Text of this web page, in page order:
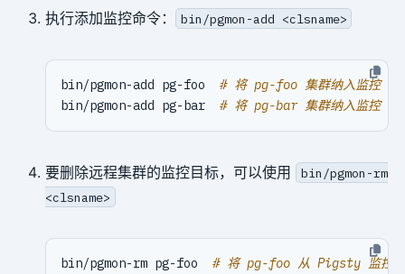
执行添加监控命令： bin/pgmon-add <clsname>
bin/pgmon-add pg-foo # 将 pg-foo 集群纳入监控
bin/pgmon-add pg-bar # 将 pg-bar 集群纳入监控
要删除远程集群的监控目标，可以使用
bin/pgmon-rm
<clsname>
bin/pgmon-rm pg-foo # 将 pg-foo 从 Pigsty 监控中